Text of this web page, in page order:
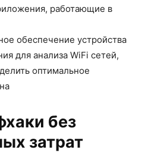
работающие в
обеспечение устройства
для анализа WiFi сетей,
оптимальное
без
затрат